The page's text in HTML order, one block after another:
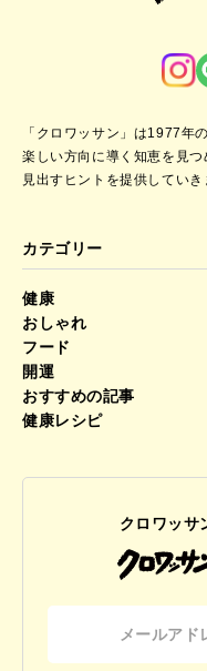
「クロワッサン」は1977年
楽しい方向に導く知恵を見
見出すヒントを提供していき
カテゴリー
健康
おしゃれ
フード
開運
おすすめの記事
健康レシピ
クロワッサ